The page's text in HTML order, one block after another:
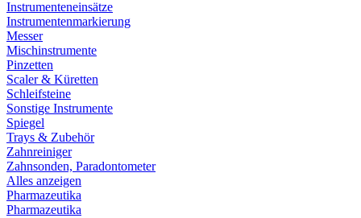
Instrumenteneinsätze
Instrumentenmarkierung
Messer
Mischinstrumente
Pinzetten
Scaler & Küretten
Schleifsteine
Sonstige Instrumente
Spiegel
Trays & Zubehör
Zahnreiniger
Zahnsonden, Paradontometer
Alles anzeigen
Pharmazeutika
Pharmazeutika